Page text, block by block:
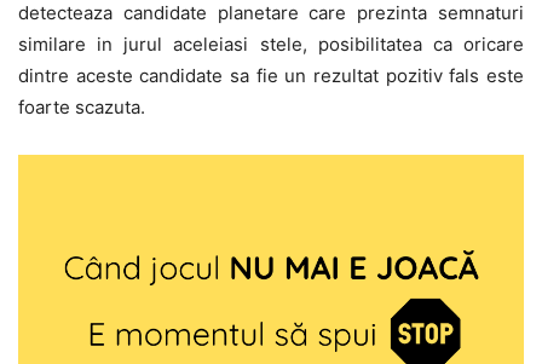
detecteaza candidate planetare care prezinta semnaturi
similare in jurul aceleiasi stele, posibilitatea ca oricare
dintre aceste candidate sa fie un rezultat pozitiv fals este
foarte scazuta.